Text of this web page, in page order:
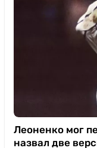
Леоненко мог
назвал две